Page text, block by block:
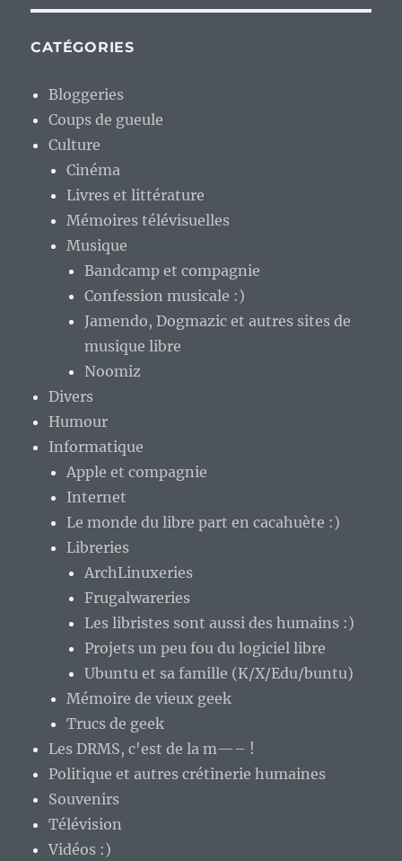
CATÉGORIES
Bloggeries
Coups de gueule
Culture
Cinéma
Livres et littérature
Mémoires télévisuelles
Musique
Bandcamp et compagnie
Confession musicale :)
Jamendo, Dogmazic et autres sites de
musique libre
Noomiz
Divers
Humour
Informatique
Apple et compagnie
Internet
Le monde du libre part en cacahuète :)
Libreries
ArchLinuxeries
Frugalwareries
Les libristes sont aussi des humains :)
Projets un peu fou du logiciel libre
Ubuntu et sa famille (K/X/Edu/buntu)
Mémoire de vieux geek
Trucs de geek
Les DRMS, c'est de la m—– !
Politique et autres crétinerie humaines
Souvenirs
Télévision
Vidéos :)